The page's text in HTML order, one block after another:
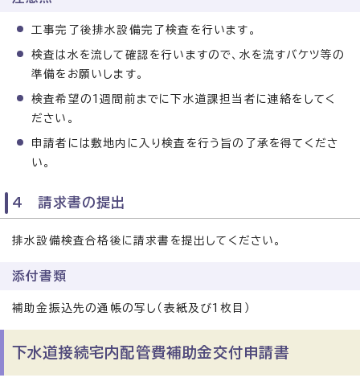
工事完了後排水設備完了検査を行います。
検査は水を流して確認を行いますので、水を流すバケツ等の
準備をお願いします。
検査希望の1週間前までに下水道課担当者に連絡をしてく
ださい。
申請者には敷地内に入り検査を行う旨の了承を得てくださ
い。
4 請求書の提出
排水設備検査合格後に請求書を提出してください。
添付書類
補助金振込先の通帳の写し（表紙及び1枚目）
下水道接続宅内配管費補助金交付申請書